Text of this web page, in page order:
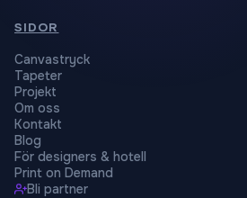
SIDOR
Canvastryck
Tapeter
Projekt
Om oss
Kontakt
Blog
För designers & hotell
Print on Demand
Bli partner